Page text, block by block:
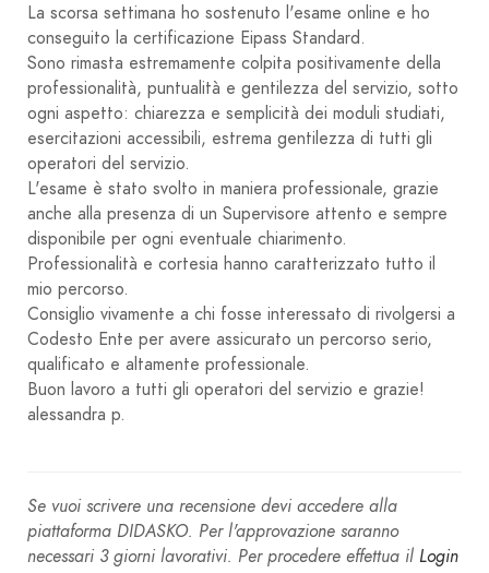
La scorsa settimana ho sostenuto l'esame online e ho
conseguito la certificazione Eipass Standard.
Sono rimasta estremamente colpita positivamente della
professionalità, puntualità e gentilezza del servizio, sotto
ogni aspetto: chiarezza e semplicità dei moduli studiati,
esercitazioni accessibili, estrema gentilezza di tutti gli
operatori del servizio.
L'esame è stato svolto in maniera professionale, grazie
anche alla presenza di un Supervisore attento e sempre
disponibile per ogni eventuale chiarimento.
Professionalità e cortesia hanno caratterizzato tutto il
mio percorso.
Consiglio vivamente a chi fosse interessato di rivolgersi a
Codesto Ente per avere assicurato un percorso serio,
qualificato e altamente professionale.
Buon lavoro a tutti gli operatori del servizio e grazie!
alessandra p.
Se vuoi scrivere una recensione devi accedere alla
piattaforma DIDASKO. Per l'approvazione saranno
necessari 3 giorni lavorativi. Per procedere effettua il Login